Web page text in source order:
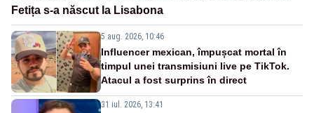
Fetița s-a născut la Lisabona
5 aug. 2026, 10:46
Influencer mexican, împușcat mortal în
timpul unei transmisiuni live pe TikTok.
Atacul a fost surprins în direct
31 iul. 2026, 13:41